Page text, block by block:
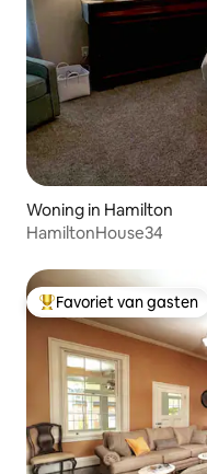
Woning in Hamilton
HamiltonHouse34
Topfavoriet van gasten
Favoriet van gasten